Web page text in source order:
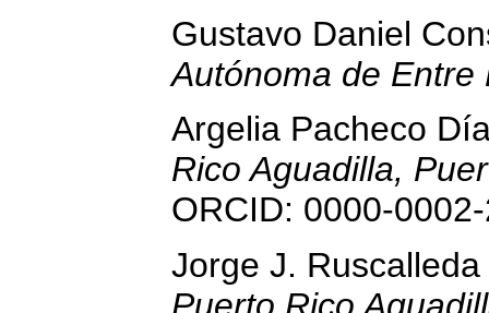
Gustavo Daniel
Autónoma de Entre
Argelia Pacheco
Rico Aguadilla,
ORCID: 0000-
Jorge J.
Puerto Rico